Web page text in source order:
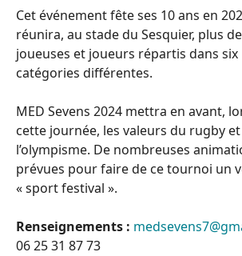
Cet événement fête ses 10 ans en
réunira, au stade du Sesquier, plus
joueuses et joueurs répartis dans six
catégories différentes.
MED Sevens 2024 mettra en avant,
cette journée, les valeurs du rugby
l’olympisme. De nombreuses
prévues pour faire de ce tournoi un
« sport festival ».
Renseignements :
06 25 31 87 73